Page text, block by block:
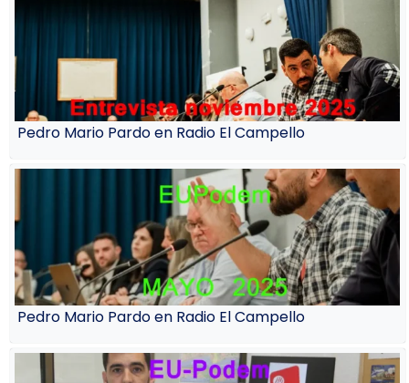
Pedro Mario Pardo en Radio El Campello
Pedro Mario Pardo en Radio El Campello